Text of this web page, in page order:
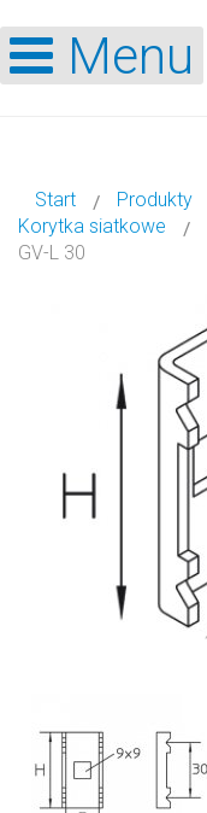
Menu
Start Produkty
Korytka siatkowe
GV-L 30